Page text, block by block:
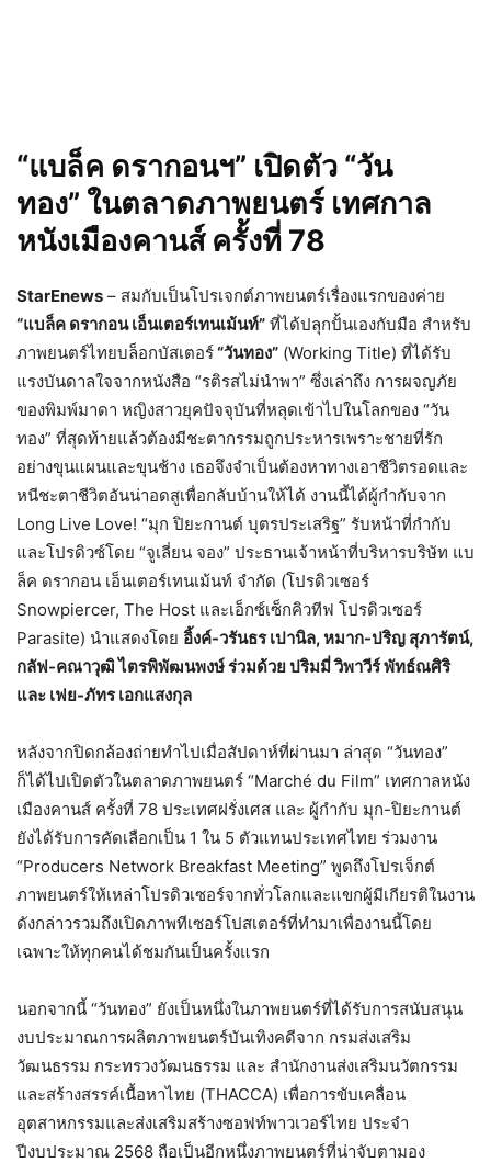
“แบล็ค ดรากอนฯ” เปิดตัว “วัน
ทอง” ในตลาดภาพยนตร์ เทศกาล
หนังเมืองคานส์ ครั้งที่ 78
StarEnews – สมกับเป็นโปรเจกต์ภาพยนตร์เรื่องแรกของค่าย
“แบล็ค ดรากอน เอ็นเตอร์เทนเม้นท์” ที่ได้ปลุกปั้นเองกับมือ สำหรับ
ภาพยนตร์ไทยบล็อกบัสเตอร์“วันทอง” (Working Title) ที่ได้รับ
แรงบันดาลใจจากหนังสือ “รติรสไม่นำพา” ซึ่งเล่าถึง การผจญภัย
ของพิมพ์มาดา หญิงสาวยุคปัจจุบันที่หลุดเข้าไปในโลกของ “วัน
ทอง” ที่สุดท้ายแล้วต้องมีชะตากรรมถูกประหารเพราะชายที่รัก
อย่างขุนแผนและขุนช้าง เธอจึงจำเป็นต้องหาทางเอาชีวิตรอดและ
หนีชะตาชีวิตอันน่าอดสูเพื่อกลับบ้านให้ได้ งานนี้ได้ผู้กำกับจาก
Long Live Love! “มุก ปิยะกานต์ บุตรประเสริฐ” รับหน้าที่กำกับ
และโปรดิวซ์โดย “จูเลี่ยน จอง” ประธานเจ้าหน้าที่บริหารบริษัท แบ
ล็ค ดรากอน เอ็นเตอร์เทนเม้นท์ จำกัด (โปรดิวเซอร์
Snowpiercer, The Host และเอ็กซ์เซ็กคิวทีฟ โปรดิวเซอร์
Parasite) นำแสดงโดย อิ้งค์-วรันธร เปานิล, หมาก-ปริญ สุภารัตน์,
กลัฟ-คณาวุฒิ ไตรพิพัฒนพงษ์ ร่วมด้วย ปริมมี่ วิพาวีร์ พัทธ์ณศิริ
และ เฟย-ภัทร เอกแสงกุล
หลังจากปิดกล้องถ่ายทำไปเมื่อสัปดาห์ที่ผ่านมา ล่าสุด “วันทอง”
ก็ได้ไปเปิดตัวในตลาดภาพยนตร์ “Marché du Film” เทศกาลหนัง
เมืองคานส์ ครั้งที่ 78 ประเทศฝรั่งเศส และ ผู้กำกับ มุก-ปิยะกานต์
ยังได้รับการคัดเลือกเป็น 1 ใน 5 ตัวแทนประเทศไทย ร่วมงาน
“Producers Network Breakfast Meeting” พูดถึงโปรเจ็กต์
ภาพยนตร์ให้เหล่าโปรดิวเซอร์จากทั่วโลกและแขกผู้มีเกียรติในงาน
ดังกล่าวรวมถึงเปิดภาพทีเซอร์โปสเตอร์ที่ทำมาเพื่องานนี้โดย
เฉพาะให้ทุกคนได้ชมกันเป็นครั้งแรก
นอกจากนี้ “วันทอง” ยังเป็นหนึ่งในภาพยนตร์ที่ได้รับการสนับสนุน
งบประมาณการผลิตภาพยนตร์บันเทิงคดีจาก กรมส่งเสริม
วัฒนธรรม กระทรวงวัฒนธรรม และ สำนักงานส่งเสริมนวัตกรรม
และสร้างสรรค์เนื้อหาไทย (THACCA) เพื่อการขับเคลื่อน
อุตสาหกรรมและส่งเสริมสร้างซอฟท์พาวเวอร์ไทย ประจำ
ปีงบประมาณ 2568 ถือเป็นอีกหนึ่งภาพยนตร์ที่น่าจับตามอง